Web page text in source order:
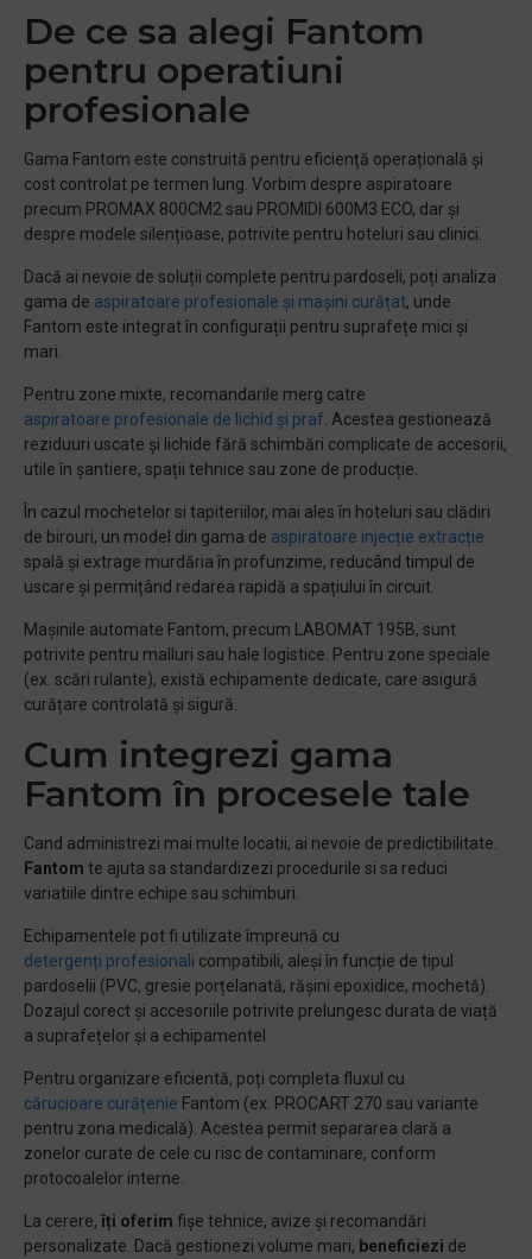
De ce sa alegi Fantom
pentru operatiuni
profesionale
Gama Fantom este construită pentru eficiență operațională și
cost controlat pe termen lung. Vorbim despre aspiratoare
precum PROMAX 800CM2 sau PROMIDI 600M3 ECO, dar și
despre modele silențioase, potrivite pentru hoteluri sau clinici.
Dacă ai nevoie de soluții complete pentru pardoseli, poți analiza
gama de aspiratoare profesionale și mașini curățat, unde
Fantom este integrat în configurații pentru suprafețe mici și
mari.
Pentru zone mixte, recomandarile merg catre
aspiratoare profesionale de lichid și praf . Acestea gestionează
reziduuri uscate și lichide fără schimbări complicate de accesorii,
utile în șantiere, spații tehnice sau zone de producție.
În cazul mochetelor si tapiteriilor, mai ales în hoteluri sau clădiri
de birouri, un model din gama de aspiratoare injecție extracție
spală și extrage murdăria în profunzime, reducând timpul de
uscare și permițând redarea rapidă a spațiului în circuit.
Mașinile automate Fantom, precum LABOMAT 195B, sunt
potrivite pentru malluri sau hale logistice. Pentru zone speciale
(ex. scări rulante), există echipamente dedicate, care asigură
curățare controlată și sigură.
Cum integrezi gama
Fantom în procesele tale
Cand administrezi mai multe locatii, ai nevoie de predictibilitate.
Fantom te ajuta sa standardizezi procedurile si sa reduci
variatiile dintre echipe sau schimburi.
Echipamentele pot fi utilizate împreună cu
detergenți profesionali compatibili, aleși în funcție de tipul
pardoselii (PVC, gresie porțelanată, rășini epoxidice, mochetă).
Dozajul corect și accesoriile potrivite prelungesc durata de viață
a suprafețelor și a echipamentel
Pentru organizare eficientă, poți completa fluxul cu
cărucioare curățenie Fantom (ex. PROCART 270 sau variante
pentru zona medicală). Acestea permit separarea clară a
zonelor curate de cele cu risc de contaminare, conform
protocoalelor interne.
La cerere, îți oferim fișe tehnice, avize și recomandări
personalizate. Dacă gestionezi volume mari, beneficiezi de